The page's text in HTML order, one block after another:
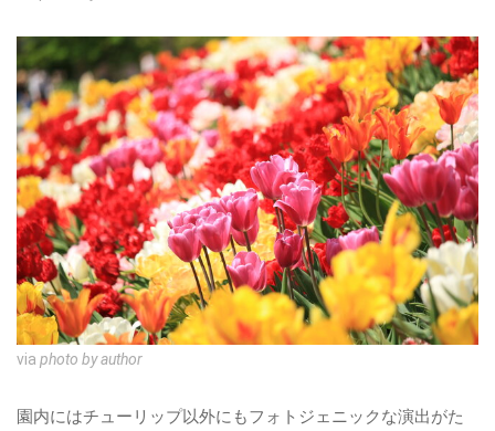
via photo by author
園内にはチューリップ以外にもフォトジェニックな演出がた